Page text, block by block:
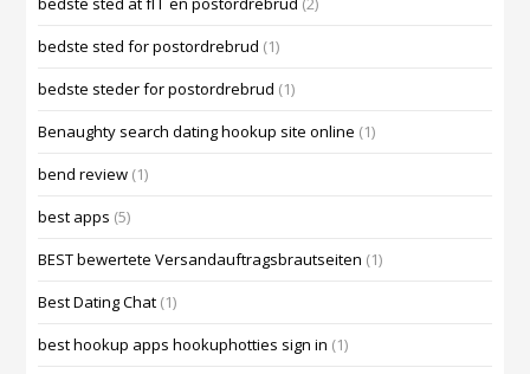
bedste sted for postordrebrud (1)
bedste steder for postordrebrud (1)
Benaughty search dating hookup site online (1)
bend review (1)
best apps (5)
BEST bewertete Versandauftragsbrautseiten (1)
Best Dating Chat (1)
best hookup apps hookuphotties sign in (1)